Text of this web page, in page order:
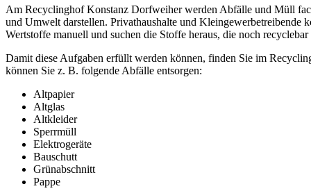
Am Recyclinghof Konstanz Dorfweiher werden Abfälle und Müll
und Umwelt darstellen. Privathaushalte und Kleingewerbetreibende
Wertstoffe manuell und suchen die Stoffe heraus, die noch recyclebar
Damit diese Aufgaben erfüllt werden können, finden Sie im
können Sie z. B. folgende Abfälle entsorgen:
Altpapier
Altglas
Altkleider
Sperrmüll
Elektrogeräte
Bauschutt
Grünabschnitt
Pappe